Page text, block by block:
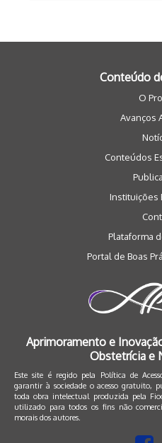
Conteúdo
O
Avanços
Conteúdos
Instituições
Plataforma
Portal de Boas
Aprimoramento e
Obstetrícia e
Este site é regido pela Política de
garantir à sociedade o acesso gratuito,
toda obra intelectual produzida pela
utilizado para todos os fins não
morais dos autores.